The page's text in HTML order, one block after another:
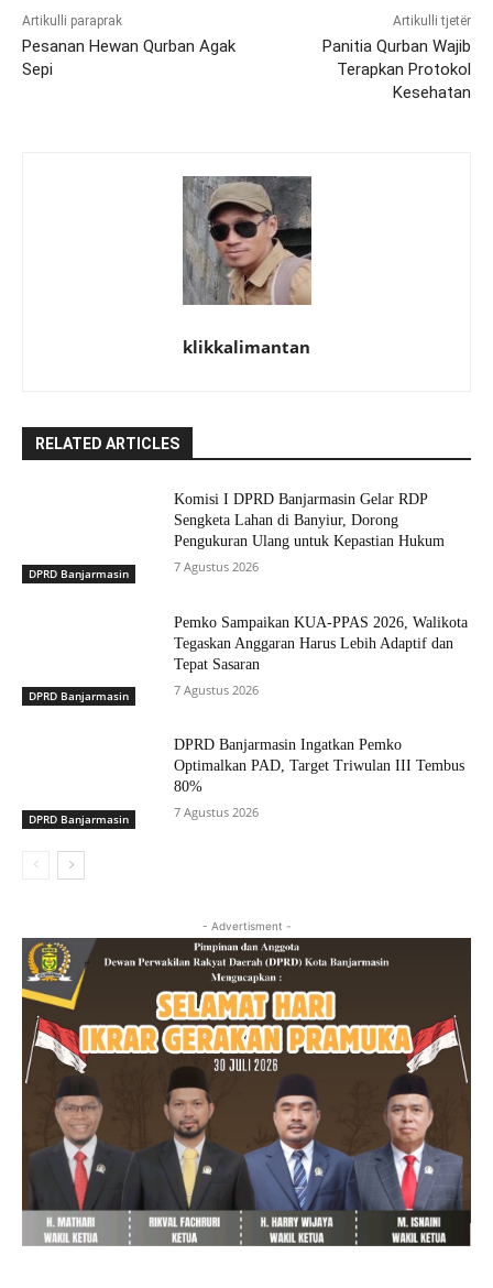
Artikulli paraprak
Pesanan Hewan Qurban Agak
Sepi
Artikulli tjetër
Panitia Qurban Wajib
Terapkan Protokol
Kesehatan
klikkalimantan
RELATED ARTICLES
DPRD Banjarmasin
Komisi I DPRD Banjarmasin Gelar RDP
Sengketa Lahan di Banyiur, Dorong
Pengukuran Ulang untuk Kepastian Hukum
7 Agustus 2026
DPRD Banjarmasin
Pemko Sampaikan KUA-PPAS 2026, Walikota
Tegaskan Anggaran Harus Lebih Adaptif dan
Tepat Sasaran
7 Agustus 2026
DPRD Banjarmasin
DPRD Banjarmasin Ingatkan Pemko
Optimalkan PAD, Target Triwulan III Tembus
80%
7 Agustus 2026
- Advertisment -